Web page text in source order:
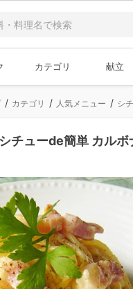
カテゴリ 献立
カテゴリ 人気メニュー シ
チューde簡単 カルボ